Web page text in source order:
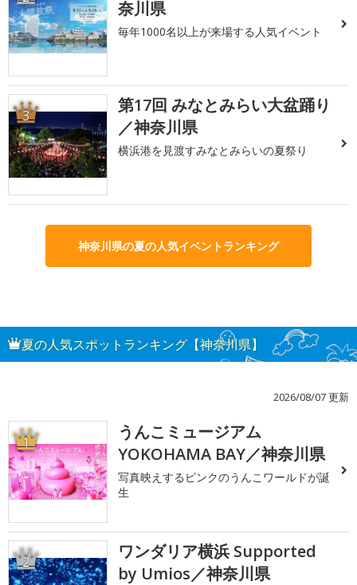
奈川県
毎年1000名以上が来場する人気イベント
3
第17回 みなとみらい大盆踊り
／神奈川県
横浜港を見渡すみなとみらいの夏祭り
神奈川県の夏の人気イベントランキング
夏の人気スポットランキング【神奈川県】
2026/08/07 更新
1
うんこミュージアム
YOKOHAMA BAY／神奈川県
写真映えするピンクのうんこワールドが誕
生
2
ワンダリア横浜 Supported
by Umios／神奈川県